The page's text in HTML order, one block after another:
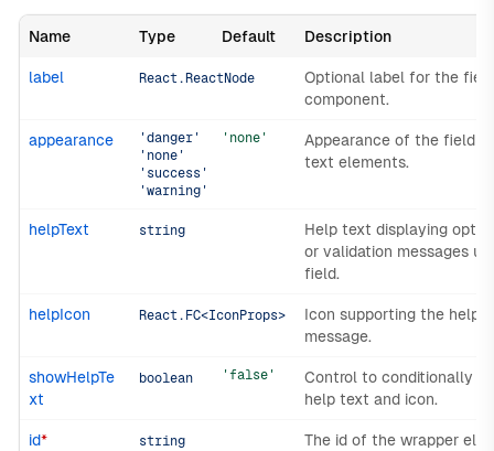
Name Type Default Description
label React.ReactNode
Optional label for the field
component.
appearance
'danger'
'none'
'success'
'warning'
'none'
Appearance of the field
text elements.
helpText string
Help text displaying
or validation messages
field.
helpIcon React.FC<IconProps>
Icon supporting the help
message.
showHelpTe
xt
boolean 'false'
Control to conditionally
help text and icon.
id* string
The id of the wrapper